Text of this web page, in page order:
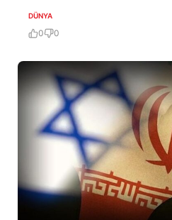
DÜNYA
0 0